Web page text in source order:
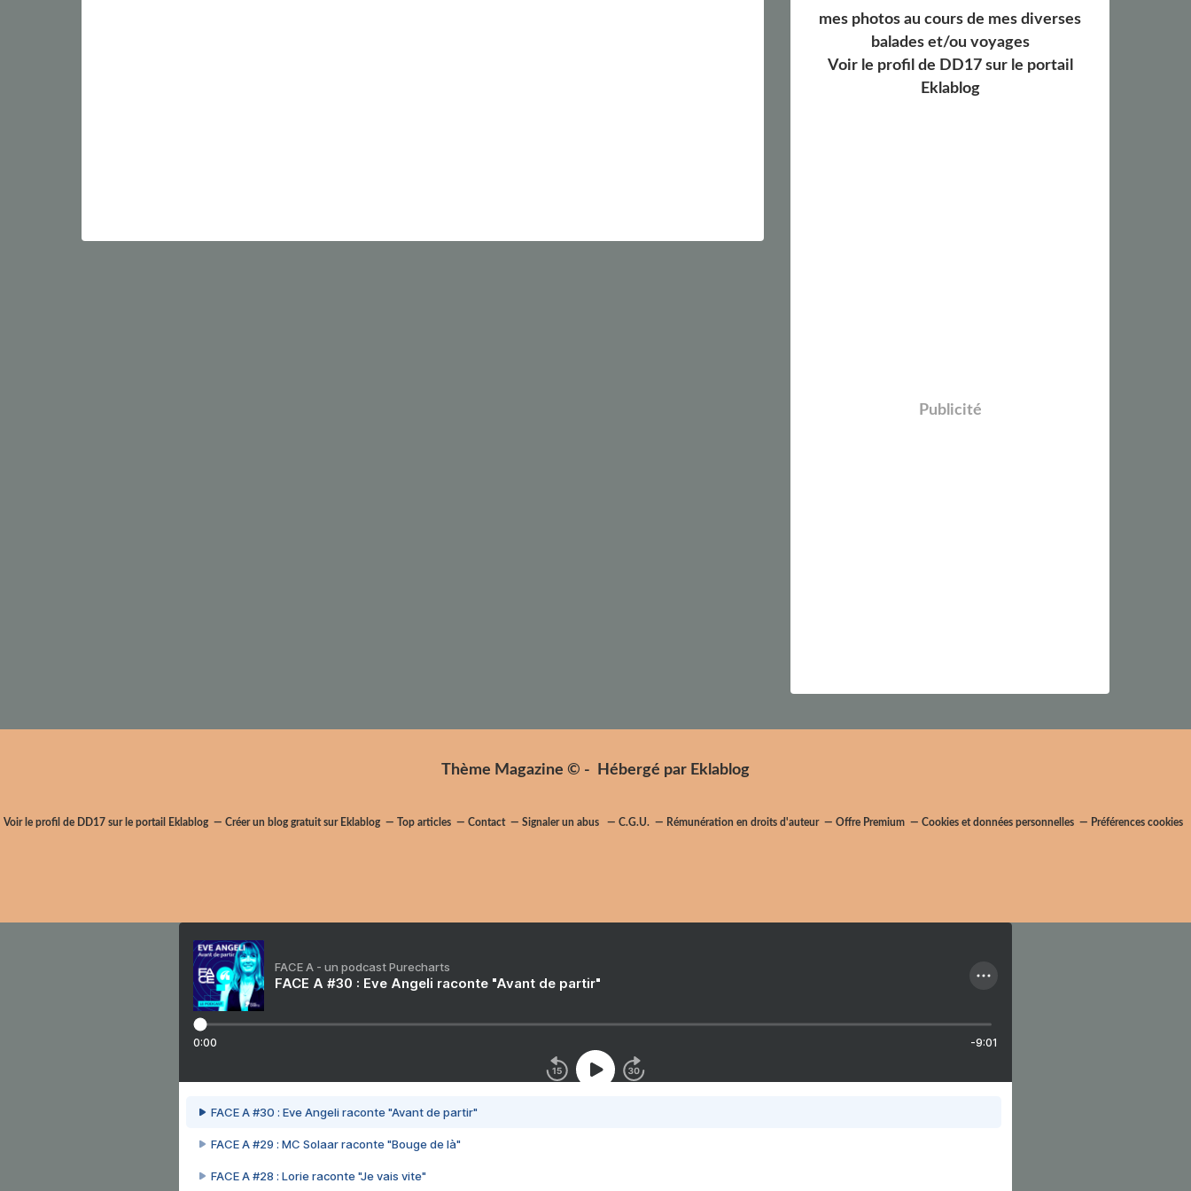
mes photos au cours de mes diverses
balades et/ou voyages
Voir le profil de DD17sur le portail
Eklablog
Publicité
Thème Magazine © - Hébergé par Eklablog
Voir le profil de DD17sur le portail Eklablog Créer un blog gratuit sur Eklablog Top articles Contact Signaler un abus C.G.U. Rémunération en droits d'auteur Offre Premium Cookies et données personnelles Préférences cookies
FACE A - un podcast Purecharts
FACE A #30 : Eve Angeli raconte "Avant de partir"
0:00 -9:01
FACE A #30 : Eve Angeli raconte "Avant de partir"
FACE A #29 : MC Solaar raconte "Bouge de là"
FACE A #28 : Lorie raconte "Je vais vite"